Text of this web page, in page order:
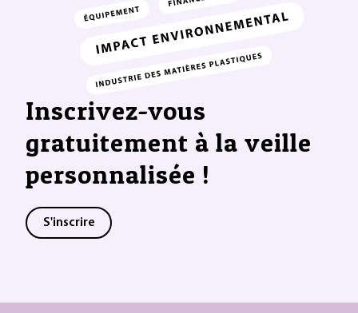
Inscrivez-vous
gratuitement à la veille
personnalisée !
S'inscrire